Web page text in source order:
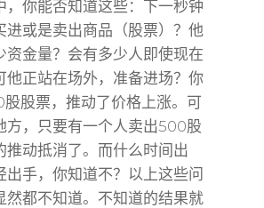
，你能否知道这些：下一秒钟
进或是卖出商品（股票）？他
资金量？会有多少人即使现在
他正站在场外，准备进场？你
股票，推动了价格上涨。可
方，只要有一个人卖出500股
推动抵消了。而什么时间出
出手，你知道不？以上这些问
然都不知道。不知道的结果就